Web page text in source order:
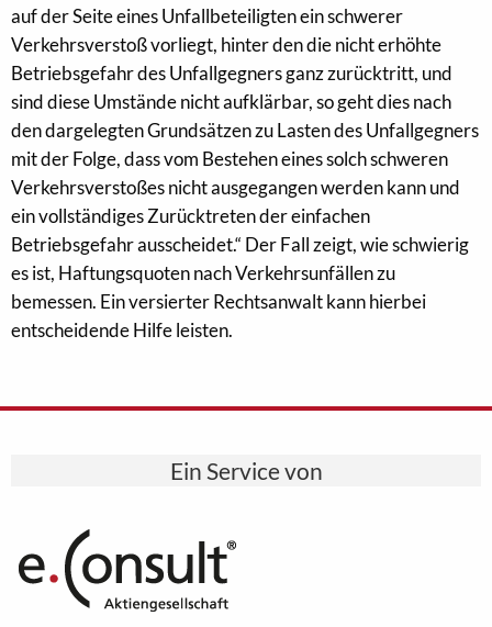
auf der Seite eines Unfallbeteiligten ein schwerer
Verkehrsverstoß vorliegt, hinter den die nicht erhöhte
Betriebsgefahr des Unfallgegners ganz zurücktritt, und
sind diese Umstände nicht aufklärbar, so geht dies nach
den dargelegten Grundsätzen zu Lasten des Unfallgegners
mit der Folge, dass vom Bestehen eines solch schweren
Verkehrsverstoßes nicht ausgegangen werden kann und
ein vollständiges Zurücktreten der einfachen
Betriebsgefahr ausscheidet.“ Der Fall zeigt, wie schwierig
es ist, Haftungsquoten nach Verkehrsunfällen zu
bemessen. Ein versierter Rechtsanwalt kann hierbei
entscheidende Hilfe leisten.
Ein Service von